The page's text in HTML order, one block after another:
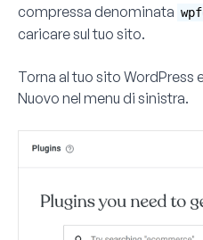
compressa denominata
caricare sul tuo sito.
Torna al tuo sito WordPress
Nuovo nel menu di sinistra.